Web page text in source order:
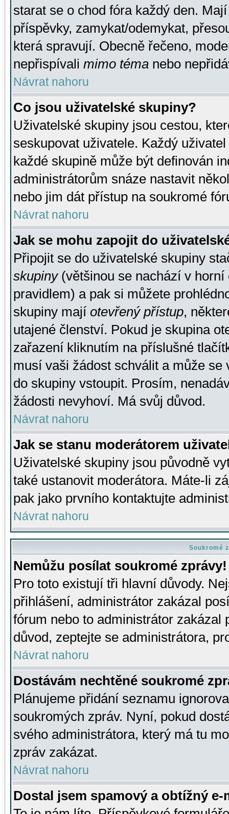
starat se o chod fóra každý den.
příspěvky, zamykat/odemykat,
která spravují. Obecně řečeno,
nepřispívali mimo téma nebo
Návrat nahoru
Co jsou uživatelské skupiny?
Uživatelské skupiny jsou cestou,
seskupovat uživatele. Každý
každé skupině může být definován
administrátorům snáze nastavit
nebo jim dát přístup na soukromé
Návrat nahoru
Jak se mohu zapojit do
Připojit se do uživatelské skupiny
skupiny(většinou se nachází v horní
pravidlem) a pak si můžete
skupiny mají otevřený přístup,
utajené členství. Pokud je skupina
zařazení kliknutím na příslušné
musí vaši žádost schválit a může se
do skupiny vstoupit. Prosím,
žádosti nevyhoví. Má svůj důvod.
Návrat nahoru
Jak se stanu moderátorem
Uživatelské skupiny jsou původně
také ustanovit moderátora. Máte-li
pak jako prvního kontaktujte
Návrat nahoru
Soukromé
Nemůžu posílat soukromé zprávy!
Pro toto existují tři hlavní důvody.
přihlášení, administrátor zakázal
fórum nebo to administrátor zakázal
důvod, zeptejte se administrátora,
Návrat nahoru
Dostávám nechtěné soukromé
Plánujeme přidání seznamu
soukromých zpráv. Nyní, pokud
svého administrátora, který má tu
zpráv zakázat.
Návrat nahoru
Dostal jsem spamový a obtížný